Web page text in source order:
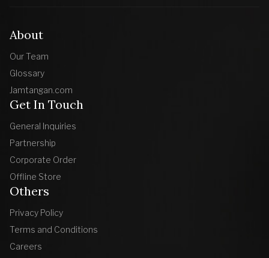
About
Our Team
Glossary
Jamtangan.com
Get In Touch
General Inquiries
Partnership
Corporate Order
Offline Store
Others
Privacy Policy
Terms and Conditions
Careers